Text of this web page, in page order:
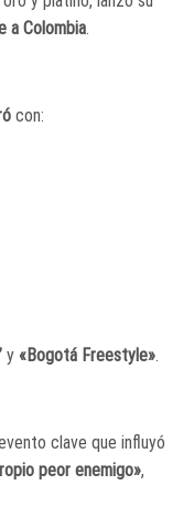
a Colombia.
con:
y «Bogotá Freestyle».
clave que influyó
peor enemigo»,